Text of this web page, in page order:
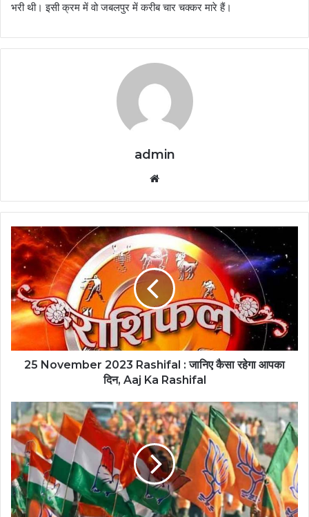
भरी थी। इसी क्रम में वो जबलपुर में करीब चार चक्कर मारे हैं।
admin
25 November 2023 Rashifal : जानिए कैसा रहेगा आपका
दिन, Aaj Ka Rashifal